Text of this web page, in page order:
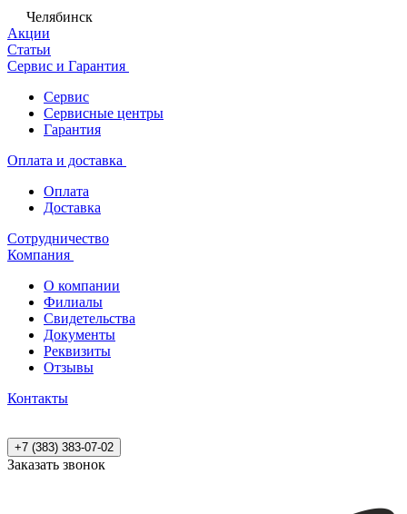
Челябинск
Акции
Статьи
Сервис и Гарантия
Сервис
Сервисные центры
Гарантия
Оплата и доставка
Оплата
Доставка
Сотрудничество
Компания
О компании
Филиалы
Свидетельства
Документы
Реквизиты
Отзывы
Контакты
+7 (383) 383-07-02
Заказать звонок